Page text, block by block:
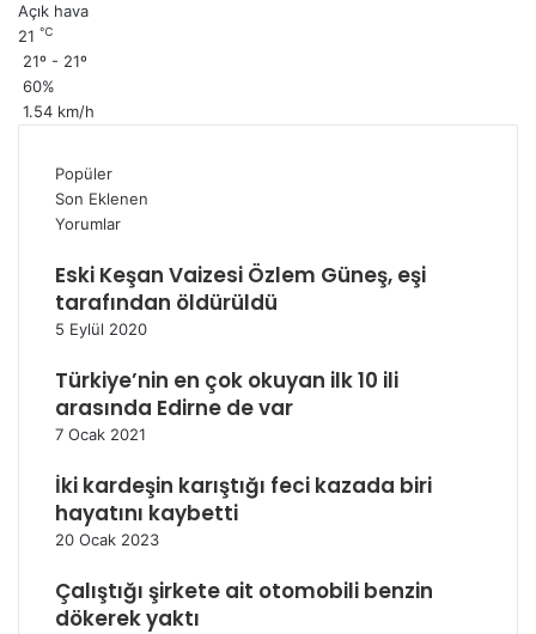
Açık hava
21 ℃
21º - 21º
60%
1.54 km/h
Popüler
Son Eklenen
Yorumlar
Eski Keşan Vaizesi Özlem Güneş, eşi
tarafından öldürüldü
5 Eylül 2020
Türkiye’nin en çok okuyan ilk 10 ili
arasında Edirne de var
7 Ocak 2021
İki kardeşin karıştığı feci kazada biri
hayatını kaybetti
20 Ocak 2023
Çalıştığı şirkete ait otomobili benzin
dökerek yaktı